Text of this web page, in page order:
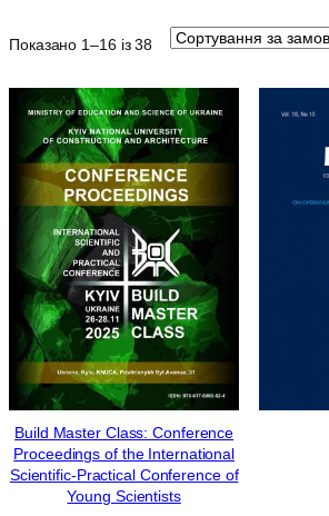
Показано 1–16 із 38
Build Master Class: Сonference
Proceedings of the International
Scientific-Practical Conference of
Young Scientists